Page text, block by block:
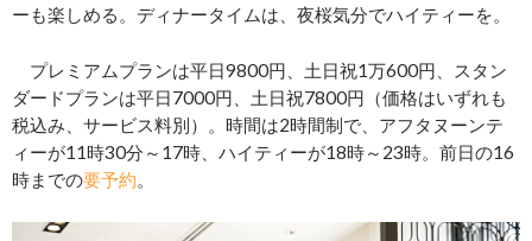
ーも楽しめる。ディナータイムは、夜桜気分でハイティーを。
プレミアムプランは​平日9800円、土日祝1万600円​、スタン
ダードプランは​平日7000円、土日祝7800円（価格はいずれも
税込み、サービス料別）。​​時間は2時間制で、アフタヌーンテ
ィーが11時30分～17時、ハイティーが18時～23時。前日の16
時までの要予約。